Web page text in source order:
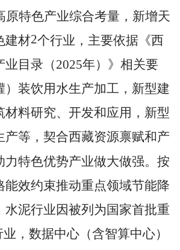
原特色产业综合考量 ， 新增天
建材2个行业，主要依据《西
业目录（2025年）》相关要
）装饮用水生产加工，新型建
材料研究、开发和应用，新型
产等，契合西藏资源禀赋和产
力特色优势产业做大做强。按
能效约束推动重点领域节能降
水泥行业因被列为国家首批重
业 ，数据中心（含智算中心）